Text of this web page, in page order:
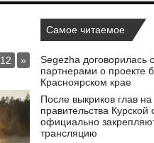
12 »
Самое читаемое
Segezha договорилась
партнерами о проекте
Красноярском крае
После выкриков глав
правительства Курской
официально
трансляцию